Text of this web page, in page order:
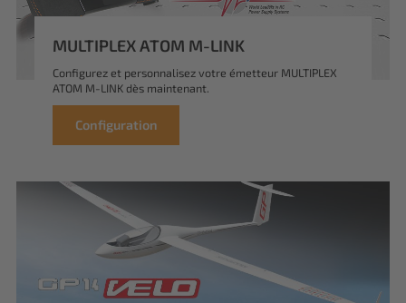
MULTIPLEX ATOM M-LINK
Configurez et personnalisez votre émetteur MULTIPLEX
ATOM M-LINK dès maintenant.
Configuration